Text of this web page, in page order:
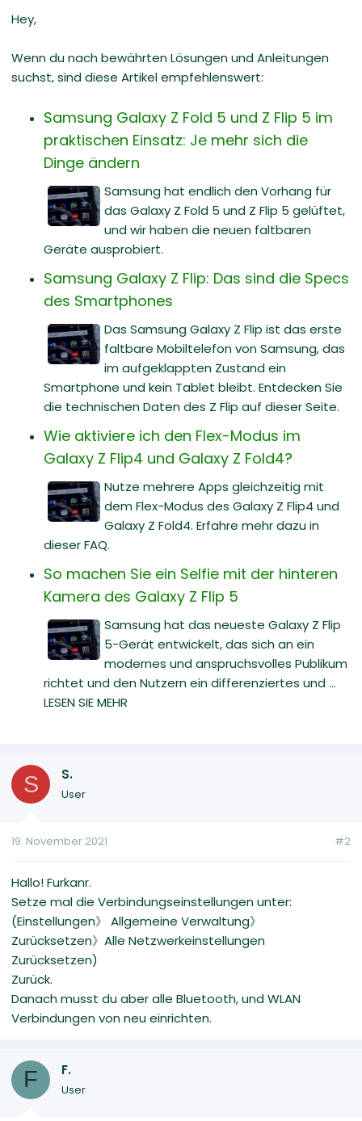
Hey,
Wenn du nach bewährten Lösungen und Anleitungen
suchst, sind diese Artikel empfehlenswert:
Samsung Galaxy Z Fold 5 und Z Flip 5 im
praktischen Einsatz: Je mehr sich die
Dinge ändern
Samsung hat endlich den Vorhang für
das Galaxy Z Fold 5 und Z Flip 5 gelüftet,
und wir haben die neuen faltbaren
Geräte ausprobiert.
Samsung Galaxy Z Flip: Das sind die Specs
des Smartphones
Das Samsung Galaxy Z Flip ist das erste
faltbare Mobiltelefon von Samsung, das
im aufgeklappten Zustand ein
Smartphone und kein Tablet bleibt. Entdecken Sie
die technischen Daten des Z Flip auf dieser Seite.
Wie aktiviere ich den Flex-Modus im
Galaxy Z Flip4 und Galaxy Z Fold4?
Nutze mehrere Apps gleichzeitig mit
dem Flex-Modus des Galaxy Z Flip4 und
Galaxy Z Fold4. Erfahre mehr dazu in
dieser FAQ.
So machen Sie ein Selfie mit der hinteren
Kamera des Galaxy Z Flip 5
Samsung hat das neueste Galaxy Z Flip
5-Gerät entwickelt, das sich an ein
modernes und anspruchsvolles Publikum
richtet und den Nutzern ein differenziertes und ...
LESEN SIE MEHR
S S.
User
19. November 2021 #2
Hallo! Furkanr.
Setze mal die Verbindungseinstellungen unter:
(Einstellungen》 Allgemeine Verwaltung》
Zurücksetzen》Alle Netzwerkeinstellungen
Zurücksetzen)
Zurück.
Danach musst du aber alle Bluetooth, und WLAN
Verbindungen von neu einrichten.
F F.
User